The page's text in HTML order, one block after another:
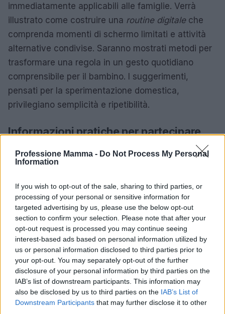
Professione Mamma - Do Not Process My Personal
Information
If you wish to opt-out of the sale, sharing to third parties, or
processing of your personal or sensitive information for
targeted advertising by us, please use the below opt-out
section to confirm your selection. Please note that after your
opt-out request is processed you may continue seeing
interest-based ads based on personal information utilized by
us or personal information disclosed to third parties prior to
your opt-out. You may separately opt-out of the further
disclosure of your personal information by third parties on the
IAB’s list of downstream participants. This information may
also be disclosed by us to third parties on the IAB’s List of
Downstream Participants that may further disclose it to other
immediatamente applicabili alle famiglie. Verrà
illustrato come costruire una routine digitaleche
comprenda momenti di schermo limitati e attività
alternative condivise. Saranno mostrati metodi per
trasformare una regola in un gesto quotidiano
comprensibile per il bambino. I suggerimenti,
pensati per la sperimentazione domestica,
privilegiano semplicità e ripetibilità.
Informazioni pratiche per partecipare
L’incontro si svolgerà martedì 10 marzo alle ore
18.30 presso la Biblioteca di Monselice. La
prenotazionea causa dei posti limitati. Per
informazioni e registrazioni si rimanda alQR code
presente sulla locandina dell’evento.
Per informazioni e registrazioni si rimanda al QR
code presente sulla locandina dell’evento.
L’incontro si svolgerà in unambiente non
giudicante, pensato per valorizzare le esperienze